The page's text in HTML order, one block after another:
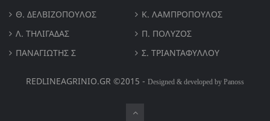
Θ. ΔΕΛΒΙΖΌΠΟΥΛΟΣ
Κ. ΛΑΜΠΡΟΠΟΥΛΟΣ
Λ. ΤΗΛΙΓΑΔΑΣ
Π. ΠΟΛΎΖΟΣ
ΠΑΝΑΓΙΏΤΗΣ Σ
Σ. ΤΡΙΑΝΤΑΦΥΛΛΟΥ
REDLINEAGRINIO.GR ©2015 - Designed & developed by Panoss